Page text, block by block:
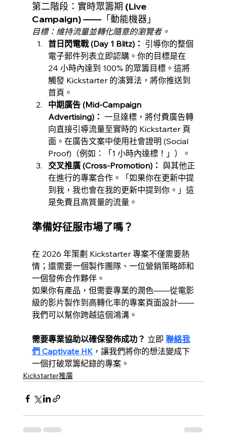
第二階段：實時眾籌期 (Live
Campaign) ——「動能機器」
目標：維持流量並轉化隨意的瀏覽者。
首日閃電戰 (Day 1 Blitz)： 引導你的整個
電子郵件列表立即認購。你的目標是在
24 小時內達到 100% 的眾籌目標。這將
觸發 Kickstarter 的演算法，將你推送到
首頁。
中期廣告 (Mid-Campaign
Advertising)： 一旦達標，將付費廣告轉
向直接引導流量至實時的 Kickstarter 頁
面。在廣告文案中使用社會證明 (Social
Proof)（例如：「1 小時內達標！」）。
交叉推廣 (Cross-Promotion)： 與其他正
在進行的專案合作。「如果你在更新中提
到我，我也會在我的更新中提到你。」這
是免費且高質量的流量。
準備好征服市場了嗎？
在 2026 年策劃 Kickstarter 專案不僅需要熱
情；還需要一個製作團隊、一位營銷策略師和
一個發佈合作夥伴。
如果你有產品，但需要專業的潤色——從電影
級的影片製作到高轉化率的專案頁面設計——
我們可以幫你跨越這個鴻溝。
需要專業協助以確保發佈成功？ 立即 聯絡我
們 Captivate HK，讓我們將你的想法變成下
一個打破眾籌紀錄的專案。
Kickstarter推廣